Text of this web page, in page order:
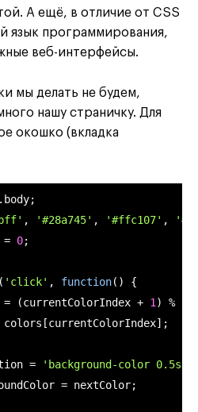
А ещё, в отличие от CSS
язык программирования,
веб-интерфейсы.
мы делать не будем,
нашу страничку. Для
окошко (вкладка
, '#28a745' , '#ffc107' ,
= 0;
'click' , function( ) {
(currentColorIndex +
1 ) %
colors[currentColorIndex];
=
'background-color 0.5s
= nextColor;